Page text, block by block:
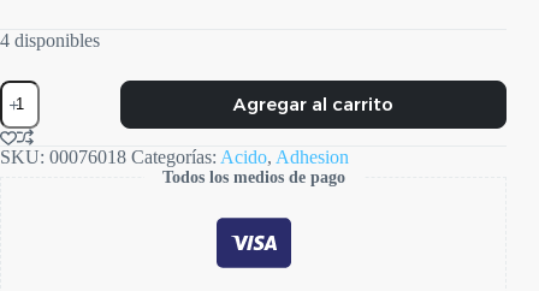
4 disponibles
Acido
Fluoridrico
cantidad
Agregar al carrito
SKU: 00076018 Categorías: Acido, Adhesion
Todos los medios de pago